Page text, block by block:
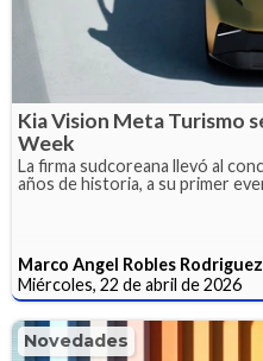
Kia Vision Meta Turismo
Week
La firma sudcoreana llevó al
años de historia, a su primer
Marco Angel Robles Rodriguez
Miércoles, 22 de abril de 2026
Novedades